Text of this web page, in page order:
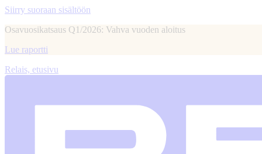
Siirry suoraan sisältöön
Osavuosikatsaus Q1/2026: Vahva vuoden aloitus
Lue raportti
Relais, etusivu